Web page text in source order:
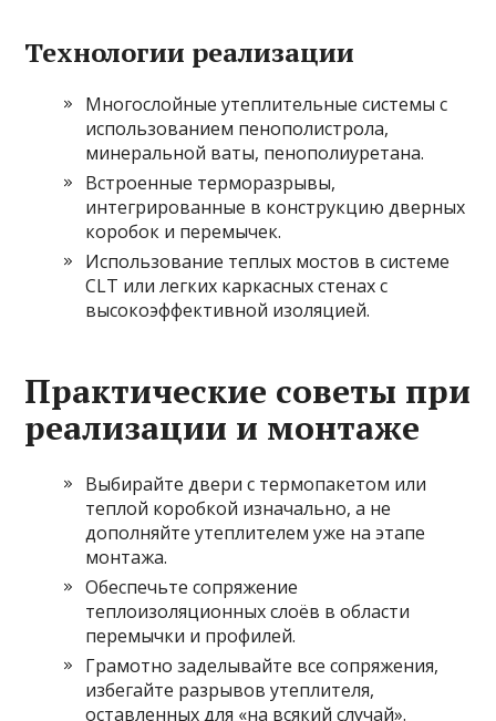
Технологии реализации
Многослойные утеплительные системы с
использованием пенополистрола,
минеральной ваты, пенополиуретана.
Встроенные терморазрывы,
интегрированные в конструкцию дверных
коробок и перемычек.
Использование теплых мостов в системе
CLT или легких каркасных стенах с
высокоэффективной изоляцией.
Практические советы при
реализации и монтаже
Выбирайте двери с термопакетом или
теплой коробкой изначально, а не
дополняйте утеплителем уже на этапе
монтажа.
Обеспечьте сопряжение
теплоизоляционных слоёв в области
перемычки и профилей.
Грамотно заделывайте все сопряжения,
избегайте разрывов утеплителя,
оставленных для «на всякий случай».